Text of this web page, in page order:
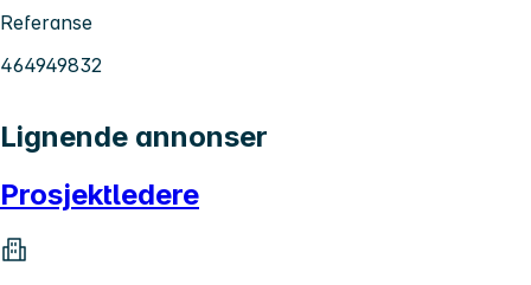
Referanse
464949832
Lignende annonser
Prosjektledere